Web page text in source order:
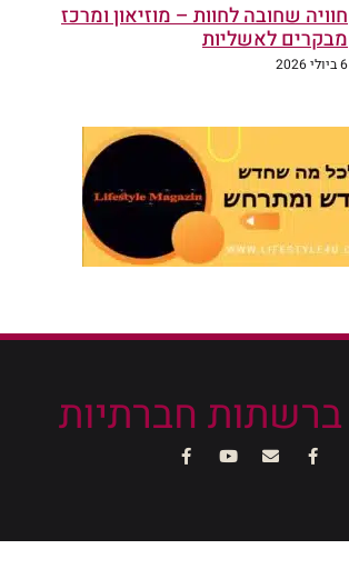
חוויה שחובה לחוות – מוזיאון ומרכז
מבקרים לאשליות
6 ביולי 2026